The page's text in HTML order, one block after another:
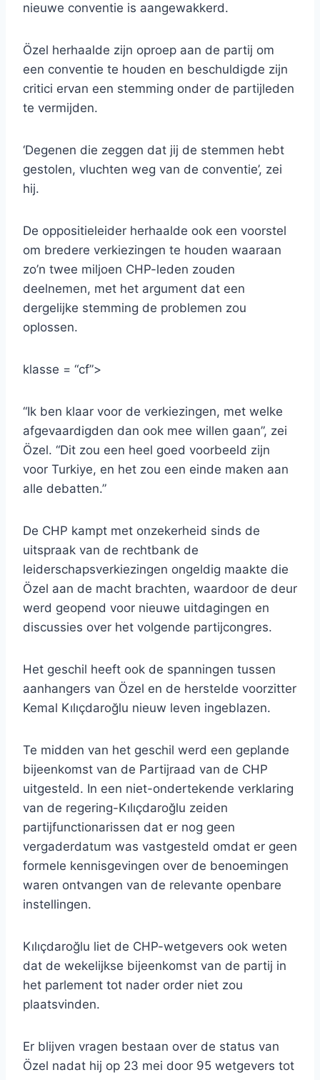
nieuwe conventie is aangewakkerd.
Özel herhaalde zijn oproep aan de partij om
een ​​conventie te houden en beschuldigde zijn
critici ervan een stemming onder de partijleden
te vermijden.
‘Degenen die zeggen dat jij de stemmen hebt
gestolen, vluchten weg van de conventie’, zei
hij.
De oppositieleider herhaalde ook een voorstel
om bredere verkiezingen te houden waaraan
zo’n twee miljoen CHP-leden zouden
deelnemen, met het argument dat een
dergelijke stemming de problemen zou
oplossen.
klasse = “cf”>
“Ik ben klaar voor de verkiezingen, met welke
afgevaardigden dan ook mee willen gaan”, zei
Özel. “Dit zou een heel goed voorbeeld zijn
voor Turkiye, en het zou een einde maken aan
alle debatten.”
De CHP kampt met onzekerheid sinds de
uitspraak van de rechtbank de
leiderschapsverkiezingen ongeldig maakte die
Özel aan de macht brachten, waardoor de deur
werd geopend voor nieuwe uitdagingen en
discussies over het volgende partijcongres.
Het geschil heeft ook de spanningen tussen
aanhangers van Özel en de herstelde voorzitter
Kemal Kılıçdaroğlu nieuw leven ingeblazen.
Te midden van het geschil werd een geplande
bijeenkomst van de Partijraad van de CHP
uitgesteld. In een niet-ondertekende verklaring
van de regering-Kılıçdaroğlu zeiden
partijfunctionarissen dat er nog geen
vergaderdatum was vastgesteld omdat er geen
formele kennisgevingen over de benoemingen
waren ontvangen van de relevante openbare
instellingen.
Kılıçdaroğlu liet de CHP-wetgevers ook weten
dat de wekelijkse bijeenkomst van de partij in
het parlement tot nader order niet zou
plaatsvinden.
Er blijven vragen bestaan ​​over de status van
Özel nadat hij op 23 mei door 95 wetgevers tot